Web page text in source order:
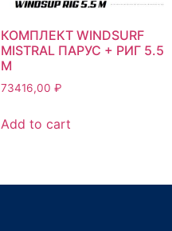
КОМПЛЕКТ WINDSURF
MISTRAL ПАРУС + РИГ 5.5
М
73416,00 ₽
Add to cart